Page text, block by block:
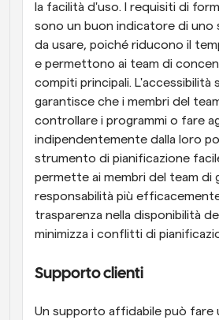
la facilità d'uso. I requisiti di
sono un buon indicatore di
da usare, poiché riducono il
e permettono ai team di
compiti principali. L'accessibilità
garantisce che i membri del
controllare i programmi o fare
indipendentemente dalla loro
strumento di pianificazione
permette ai membri del team di
responsabilità più
trasparenza nella disponibilità
minimizza i conflitti di
Supporto clienti
Un supporto affidabile può fare